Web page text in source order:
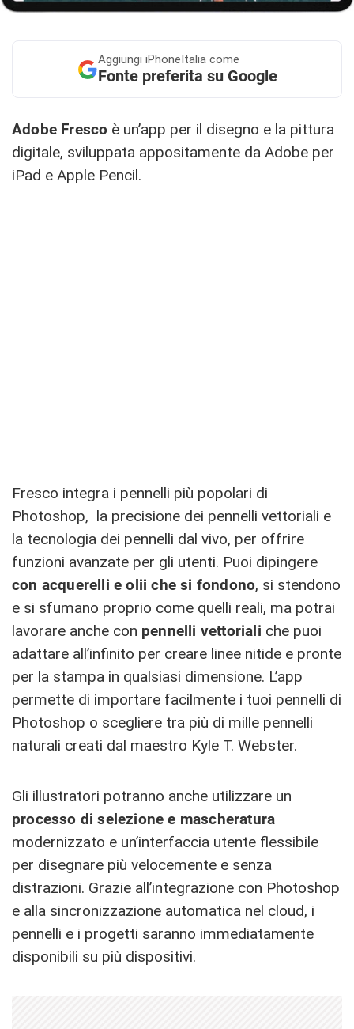
Aggiungi iPhoneItalia come
Fonte preferita su Google
Adobe Fresco è un’app per il disegno e la pittura
digitale, sviluppata appositamente da Adobe per
iPad e Apple Pencil.
Fresco integra i pennelli più popolari di
Photoshop, la precisione dei pennelli vettoriali e
la tecnologia dei pennelli dal vivo, per offrire
funzioni avanzate per gli utenti. Puoi dipingere
con acquerelli e olii che si fondono, si stendono
e si sfumano proprio come quelli reali, ma potrai
lavorare anche con pennelli vettoriali che puoi
adattare all’infinito per creare linee nitide e pronte
per la stampa in qualsiasi dimensione. L’app
permette di importare facilmente i tuoi pennelli di
Photoshop o scegliere tra più di mille pennelli
naturali creati dal maestro Kyle T. Webster.
Gli illustratori potranno anche utilizzare un
processo di selezione e mascheratura
modernizzato e un’interfaccia utente flessibile
per disegnare più velocemente e senza
distrazioni. Grazie all’integrazione con Photoshop
e alla sincronizzazione automatica nel cloud, i
pennelli e i progetti saranno immediatamente
disponibili su più dispositivi.